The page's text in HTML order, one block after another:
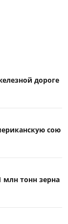
дороге
сою
млн тонн зерна